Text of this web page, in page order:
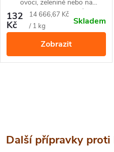
ovoci, zelenině nebo na
okrasných rostlinách. Účinný
proti mandelinkám, mšicím,
obaleči jablečnému, molicím,
vlnatce krvavé a dřepčíkům.
132
Kč
Měrná
cena:
14 666,67 Kč
/ 1 kg
Skladem
Zobrazit
l
Další přípravky proti